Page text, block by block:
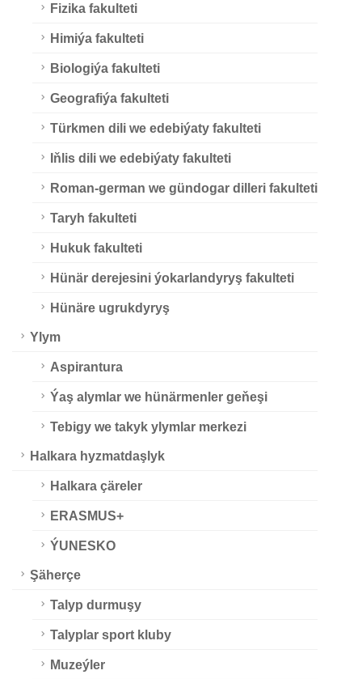
Fizika fakulteti
Himiýa fakulteti
Biologiýa fakulteti
Geografiýa fakulteti
Türkmen dili we edebiýaty fakulteti
Iňlis dili we edebiýaty fakulteti
Roman-german we gündogar dilleri fakulteti
Taryh fakulteti
Hukuk fakulteti
Hünär derejesini ýokarlandyryş fakulteti
Hünäre ugrukdyryş
Ylym
Aspirantura
Ýaş alymlar we hünärmenler geňeşi
Tebigy we takyk ylymlar merkezi
Halkara hyzmatdaşlyk
Halkara çäreler
ERASMUS+
ÝUNESKO
Şäherçe
Talyp durmuşy
Talyplar sport kluby
Muzeýler